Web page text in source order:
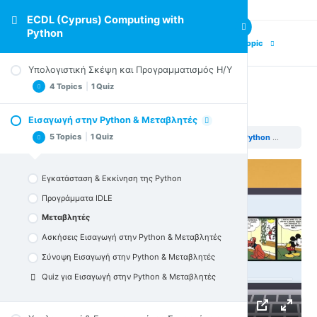
ECDL (Cyprus) Computing with
Python
Υπολογιστική Σκέψη και Προγραμματισμός Η/Υ
4 Topics 1 Quiz
Υπολογιστική Διαδικασία & Υπολογιστική Σκέψη
Προγραμματισμό Η/Υ
Σύνοψη για την Υπολογιστική Σκέψη &
Προγραμματισμό Η/Υ
Εισαγωγή στην Python & Μεταβλητές
5 Topics 1 Quiz
Εγκατάσταση & Εκκίνηση της Python
Προγράμματα IDLE
Μεταβλητές
Ασκήσεις Εισαγωγή στην Python & Μεταβλητές
Σύνοψη Εισαγωγή στην Python & Μεταβλητές
Quiz για Εισαγωγή στην Python & Μεταβλητές
Next Topic
ECDL (Cyprus) Computing with Python Εισαγωγή στην Python & Μεταβλητές